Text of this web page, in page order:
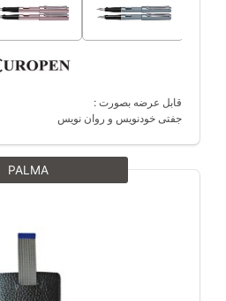
قابل عرضه بصورت :
جفتی خودنویس و روان نویس
PALMA